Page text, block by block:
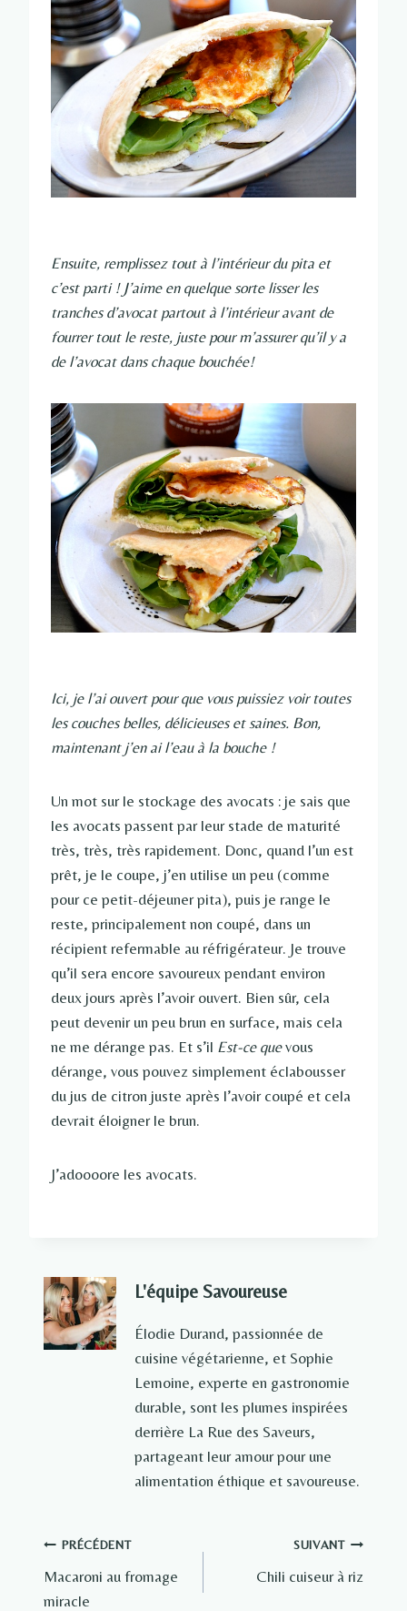
Ensuite, remplissez tout à l’intérieur du pita et
c’est parti ! J’aime en quelque sorte lisser les
tranches d’avocat partout à l’intérieur avant de
fourrer tout le reste, juste pour m’assurer qu’il y a
de l’avocat dans chaque bouchée!
Ici, je l’ai ouvert pour que vous puissiez voir toutes
les couches belles, délicieuses et saines. Bon,
maintenant j’en ai l’eau à la bouche !
Un mot sur le stockage des avocats : je sais que
les avocats passent par leur stade de maturité
très, très, très rapidement. Donc, quand l’un est
prêt, je le coupe, j’en utilise un peu (comme
pour ce petit-déjeuner pita), puis je range le
reste, principalement non coupé, dans un
récipient refermable au réfrigérateur. Je trouve
qu’il sera encore savoureux pendant environ
deux jours après l’avoir ouvert. Bien sûr, cela
peut devenir un peu brun en surface, mais cela
ne me dérange pas. Et s’il Est-ce quevous
dérange, vous pouvez simplement éclabousser
du jus de citron juste après l’avoir coupé et cela
devrait éloigner le brun.
J’adoooore les avocats.
L'équipe Savoureuse
Élodie Durand, passionnée de
cuisine végétarienne, et Sophie
Lemoine, experte en gastronomie
durable, sont les plumes inspirées
derrière La Rue des Saveurs,
partageant leur amour pour une
alimentation éthique et savoureuse.
Navigation
de
PRÉCÉDENT
Macaroni au fromage
miracle
SUIVANT
Chili cuiseur à riz